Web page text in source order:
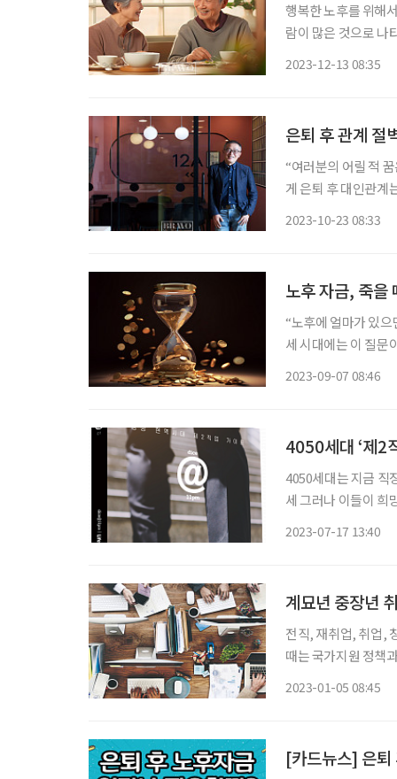
행복한 노후를 위해
람이 많은 것으로 나
2023-12-13 08:35
은퇴 후 관계 절
“여러분의 어릴 적
게 은퇴 후 대인관계
2023-10-23 08:33
노후 자금, 죽을
“노후에 얼마가 있
세 시대에는 이 질문
2023-09-07 08:46
4050세대 ‘제2
4050세대는 지금 직
세 그러나 이들이 희
2023-07-17 13:40
계묘년 중장년
전직, 재취업, 취업,
때는 국가지원 정책
2023-01-05 08:45
[카드뉴스] 은퇴